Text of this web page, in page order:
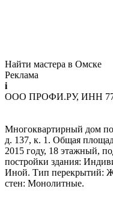
Найти мастера в Омске
Реклама
i
ООО ПРОФИ.РУ, ИНН
Многоквартирный дом
д. 137, к. 1. Общая
2015 году, 18 этажный,
постройки здания:
Иной. Тип перекрытий:
стен: Монолитные.